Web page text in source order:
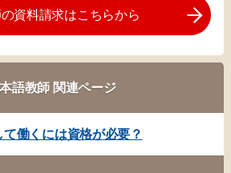
資料請求はこちらから
本語教師 関連ページ
て働くには資格が必要？